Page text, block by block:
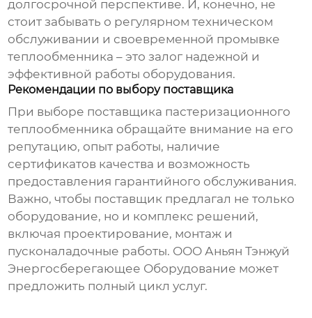
долгосрочной перспективе. И, конечно, не
стоит забывать о регулярном техническом
обслуживании и своевременной промывке
теплообменника – это залог надежной и
эффективной работы оборудования.
Рекомендации по выбору поставщика
При выборе поставщика пастеризационного
теплообменника обращайте внимание на его
репутацию, опыт работы, наличие
сертификатов качества и возможность
предоставления гарантийного обслуживания.
Важно, чтобы поставщик предлагал не только
оборудование, но и комплекс решений,
включая проектирование, монтаж и
пусконаладочные работы. ООО Аньян Тэнжуй
Энергосберегающее Оборудование может
предложить полный цикл услуг.